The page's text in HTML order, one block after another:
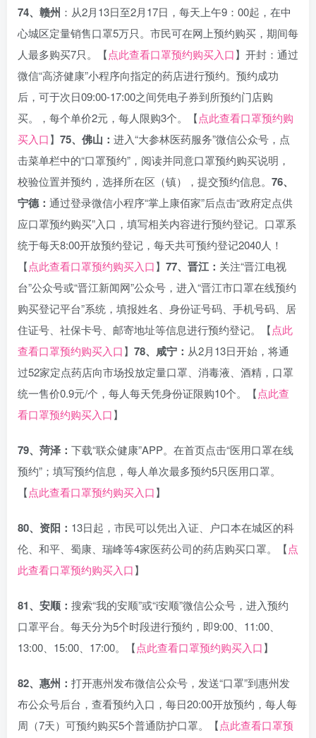
74、赣州 ：从2月13日至2月17日，每天上午9：00起，在中
心城区定量销售口罩5万只。市民可在网上预约购买，期间每
人最多购买7只。【点此查看口罩预约购买入口】开封：通过
微信“高济健康”小程序向指定的药店进行预约。预约成功
后，可于次日09:00-17:00之间凭电子券到所预约门店购
买。，每个单价2元，每人限购3个。【点此查看口罩预约购
买入口】 75、佛山： 进入“大参林医药服务”微信公众号，点
击菜单栏中的“口罩预约”，阅读并同意口罩预约购买说明，
校验位置并预约，选择所在区（镇），提交预约信息。 76、
宁德： 通过登录微信小程序“掌上康佰家”后点击“政府定点供
应口罩预约购买”入口，填写相关内容进行预约登记。口罩系
统于每天8:00开放预约登记，每天共可预约登记2040人！
【点此查看口罩预约购买入口】 77、晋江： 关注“晋江电视
台”公众号或“晋江新闻网”公众号，进入“晋江市口罩在线预约
购买登记平台”系统，填报姓名、身份证号码、手机号码、居
住证号、社保卡号、邮寄地址等信息进行预约登记。【点此
查看口罩预约购买入口】 78、咸宁： 从2月13日开始，将通
过52家定点药店向市场投放定量口罩、消毒液、酒精，口罩
统一售价0.9元/个，每人每天凭身份证限购10个。【点此查
看口罩预约购买入口】
79、菏泽： 下载“联众健康”APP。在首页点击“医用口罩在线
预约”；填写预约信息，每人单次最多预约5只医用口罩。
【点此查看口罩预约购买入口】
80、资阳： 13日起，市民可以凭出入证、户口本在城区的科
伦、和平、蜀康、瑞峰等4家医药公司的药店购买口罩。【点
此查看口罩预约购买入口】
81、安顺： 搜索“我的安顺”或“i安顺”微信公众号，进入预约
口罩平台。每天分为5个时段进行预约，即9:00、11:00、
13:00、15:00、17:00。【点此查看口罩预约购买入口】
82、惠州： 打开惠州发布微信公众号，发送“口罩”到惠州发
布公众号后台，查看预约入口，每日20:00开放预约，每人每
周（7天）可预约购买5个普通防护口罩。【点此查看口罩预